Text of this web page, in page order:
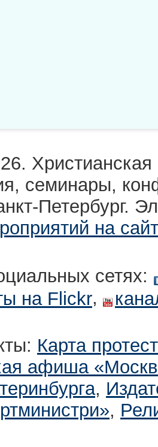
семинары,
Петербург.
на сайт
сетях:
на Flickr,
Карта
афиша
,
,